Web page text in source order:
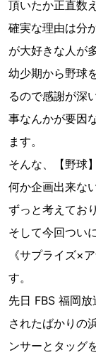
頂いたか正直数
確実な理由は分
が大好きな人が多
幼少期から野球
るので感謝が深い
事なんかが要因
ます。
そんな、【野球
何か企画出来な
ずっと考えてお
そして今回つい
《サプライズ×
す。
先日 FBS 福岡
されたばかりの
ンサーとタッグ